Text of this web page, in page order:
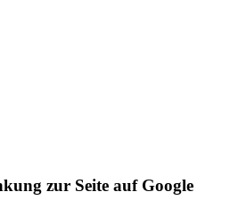
zur Seite auf Google